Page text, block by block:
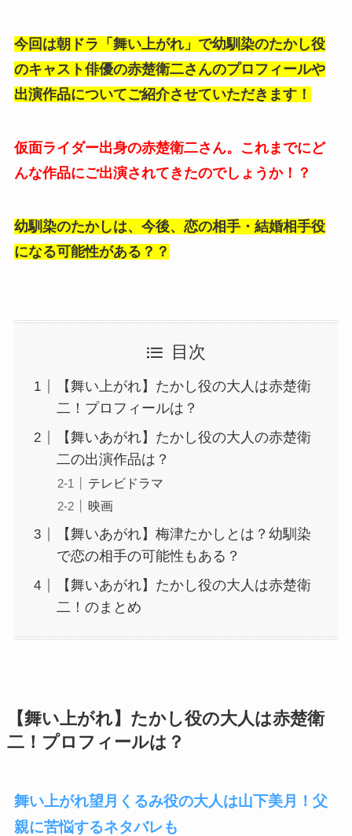
今回は朝ドラ「舞い上がれ」で幼馴染のたかし役
のキャスト俳優の赤楚衛二さんのプロフィールや
出演作品についてご紹介させていただきます！
仮面ライダー出身の赤楚衛二さん。これまでにど
んな作品にご出演されてきたのでしょうか！？
幼馴染のたかしは、今後、恋の相手・結婚相手役
になる可能性がある？？
目次
【舞い上がれ】たかし役の大人は赤楚衛
二！プロフィールは？
【舞いあがれ】たかし役の大人の赤楚衛
二の出演作品は？
テレビドラマ
映画
【舞いあがれ】梅津たかしとは？幼馴染
で恋の相手の可能性もある？
【舞いあがれ】たかし役の大人は赤楚衛
二！のまとめ
【舞い上がれ】たかし役の大人は赤楚衛
二！プロフィールは？
舞い上がれ望月くるみ役の大人は山下美月！父
親に苦悩するネタバレも